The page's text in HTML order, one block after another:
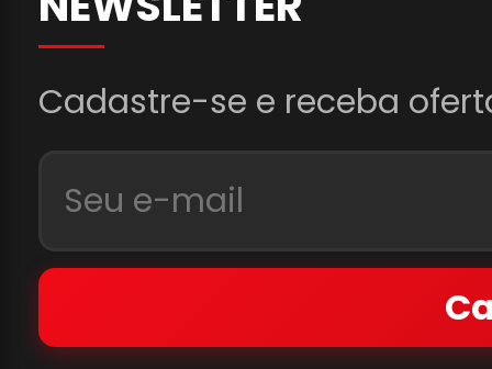
Cadastre-se e receba